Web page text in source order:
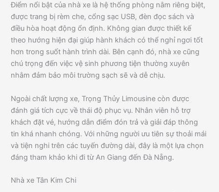
Điểm nổi bật của nhà xe là hệ thống phòng nằm riêng biệt,
được trang bị rèm che, cổng sạc USB, đèn đọc sách và
điều hòa hoạt động ổn định. Không gian được thiết kế
theo hướng hiện đại giúp hành khách có thể nghỉ ngơi tốt
hơn trong suốt hành trình dài. Bên cạnh đó, nhà xe cũng
chú trọng đến việc vệ sinh phương tiện thường xuyên
nhằm đảm bảo môi trường sạch sẽ và dễ chịu.
Ngoài chất lượng xe, Trọng Thủy Limousine còn được
đánh giá tích cực về thái độ phục vụ. Nhân viên hỗ trợ
khách đặt vé, hướng dẫn điểm đón trả và giải đáp thông
tin khá nhanh chóng. Với những người ưu tiên sự thoải mái
và tiện nghi trên các tuyến đường dài, đây là một lựa chọn
đáng tham khảo khi đi từ An Giang đến Đà Nẵng.
Nhà xe Tân Kim Chi